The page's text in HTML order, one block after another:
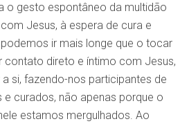
o gesto espontâneo da multidão
Jesus, à espera de cura e
ir mais longe que o tocar
direto e íntimo com Jesus,
a si, fazendo-nos participantes de
curados, não apenas porque o
estamos mergulhados. Ao